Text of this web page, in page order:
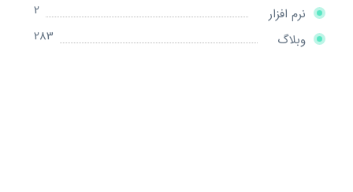
نرم افزار
2
وبلاگ
283